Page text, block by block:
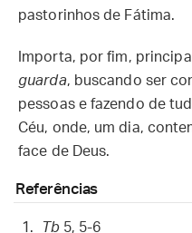
pastorinhos de Fátima.
Importa, por fim,
guarda, buscando ser
pessoas e fazendo de
Céu, onde, um dia,
face de Deus.
Referências
Tb 5, 5-6